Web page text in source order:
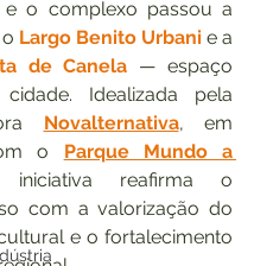
e o complexo passou a
Largo Benito Urbani
de Canela — espaço
Idealizada pela
Novalternativa, em
o Parque Mundo a
reafirma o
com a valorização do
e o fortalecimento